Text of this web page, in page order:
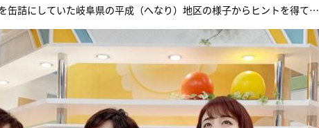
缶詰にしていた岐阜県の平成（へなり）地区の様子からヒントを得て…